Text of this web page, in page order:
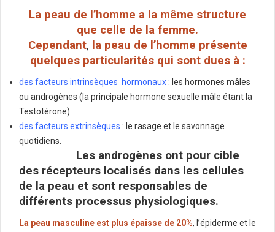
La peau de l’homme a la même structure
que celle de la femme.
Cependant, la peau de l’homme présente
quelques particularités qui sont dues à :
des facteurs intrinsèques hormonaux : les hormones mâles
ou androgènes (la principale hormone sexuelle mâle étant la
Testotérone).
des facteurs extrinsèques : le rasage et le savonnage
quotidiens.
Les androgènes ont pour cible
des récepteurs localisés dans les cellules
de la peau et sont responsables de
différents processus physiologiques.
La peau masculine est plus épaisse de 20%, l’épiderme et le